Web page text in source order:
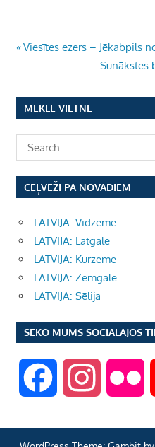
Ziņu
izvēlne
Previous
Viesītes ezers – Jēkabpils
Next
Post:
Sunākstes
MEKLĒ VIETNĒ
CEĻVEŽI PA NOVADIEM
LATVIJA: Vidzeme
LATVIJA: Latgale
LATVIJA: Kurzeme
LATVIJA: Zemgale
LATVIJA: Sēlija
SEKO MUMS SOCIĀLAJOS